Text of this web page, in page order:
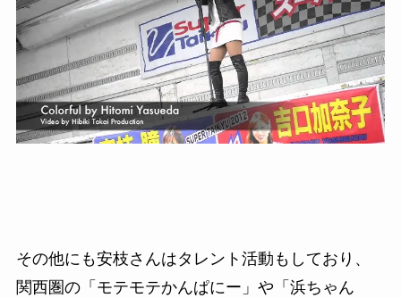
その他にも安枝さんはタレント活動もしており、
関西圏の「モテモテかんぱにー」や 「浜ちゃん